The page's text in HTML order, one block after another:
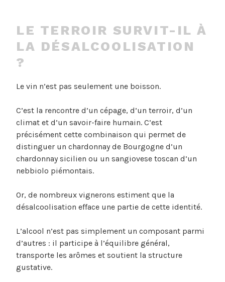
LE TERROIR SURVIT-IL À
LA DÉSALCOOLISATION
?
Le vin n’est pas seulement une boisson.
C’est la rencontre d’un cépage, d’un terroir, d’un
climat et d’un savoir-faire humain. C’est
précisément cette combinaison qui permet de
distinguer un chardonnay de Bourgogne d’un
chardonnay sicilien ou un sangiovese toscan d’un
nebbiolo piémontais.
Or, de nombreux vignerons estiment que la
désalcoolisation efface une partie de cette identité.
L’alcool n’est pas simplement un composant parmi
d’autres : il participe à l’équilibre général,
transporte les arômes et soutient la structure
gustative.